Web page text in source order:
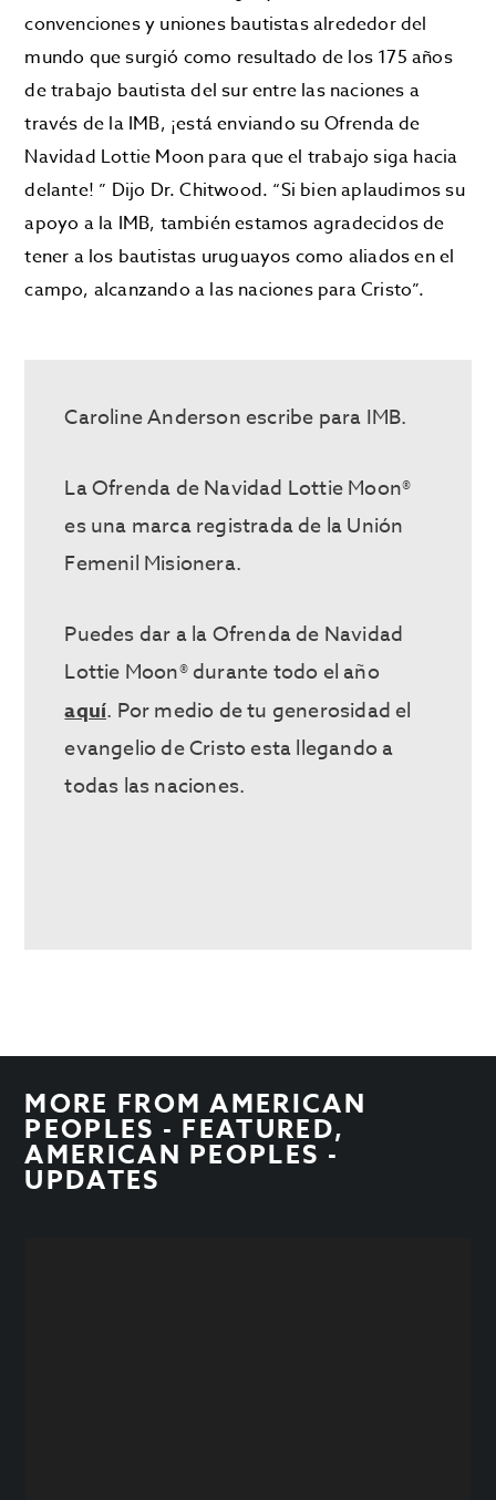
convenciones y uniones bautistas alrededor del
mundo que surgió como resultado de los 175 años
de trabajo bautista del sur entre las naciones a
través de la IMB, ¡está enviando su Ofrenda de
Navidad Lottie Moon para que el trabajo siga hacia
delante! ” Dijo Dr. Chitwood. “Si bien aplaudimos su
apoyo a la IMB, también estamos agradecidos de
tener a los bautistas uruguayos como aliados en el
campo, alcanzando a las naciones para Cristo”.
Caroline Anderson escribe para IMB.
La Ofrenda de Navidad Lottie Moon®
es una marca registrada de la Unión
Femenil Misionera.
Puedes dar a la Ofrenda de Navidad
Lottie Moon® durante todo el año
aquí. Por medio de tu generosidad el
evangelio de Cristo esta llegando a
todas las naciones.
MORE FROMAMERICAN
PEOPLES - FEATURED,
AMERICAN PEOPLES -
UPDATES